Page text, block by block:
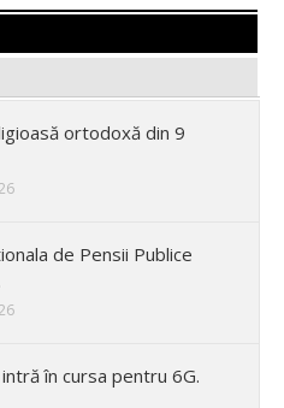
ortodoxă din 9
de Pensii Publice
în cursa pentru 6G.